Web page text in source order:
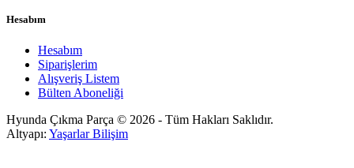
Hesabım
Hesabım
Siparişlerim
Alışveriş Listem
Bülten Aboneliği
Hyunda Çıkma Parça © 2026 - Tüm Hakları Saklıdır.
Altyapı: Yaşarlar Bilişim